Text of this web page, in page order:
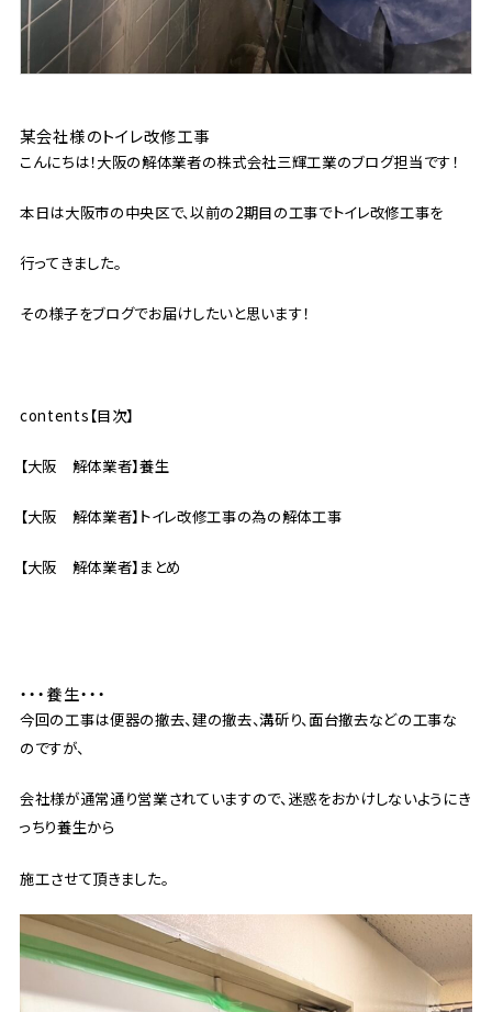
某会社様のトイレ改修工事
こんにちは！大阪の解体業者の株式会社三輝工業のブログ担当です！
本日は大阪市の中央区で、以前の2期目の工事でトイレ改修工事を
行ってきました。
その様子をブログでお届けしたいと思います！
contents【目次】
【大阪 解体業者】養生
【大阪 解体業者】トイレ改修工事の為の解体工事
【大阪 解体業者】まとめ
・・・養生・・・
今回の工事は便器の撤去、建の撤去、溝斫り、面台撤去などの工事な
のですが、
会社様が通常通り営業されていますので、迷惑をおかけしないようにき
っちり養生から
施工させて頂きました。